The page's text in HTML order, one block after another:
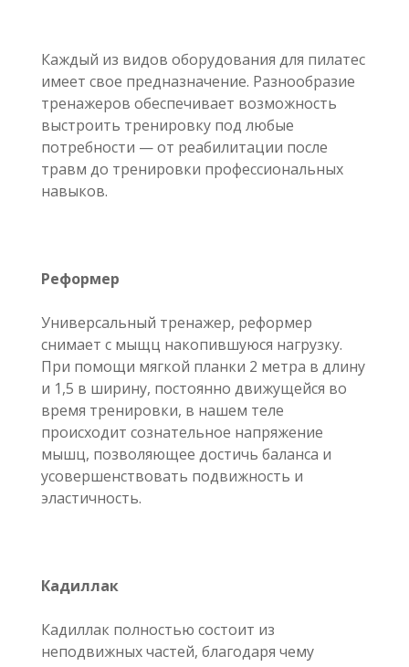
Каждый из видов оборудования для пилатес
имеет свое предназначение. Разнообразие
тренажеров обеспечивает возможность
выстроить тренировку под любые
потребности — от реабилитации после
травм до тренировки профессиональных
навыков.
Реформер
Универсальный тренажер, реформер
снимает с мыщц накопившуюся нагрузку.
При помощи мягкой планки 2 метра в длину
и 1,5 в ширину, постоянно движущейся во
время тренировки, в нашем теле
происходит сознательное напряжение
мышц, позволяющее достичь баланса и
усовершенствовать подвижность и
эластичность.
Кадиллак
Кадиллак полностью состоит из
неподвижных частей, благодаря чему